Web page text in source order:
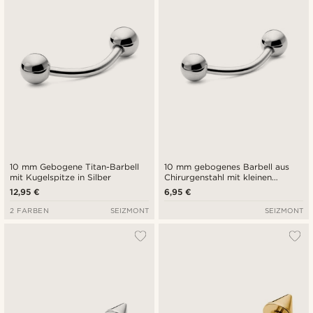
10 mm Gebogene Titan-Barbell
mit Kugelspitze in Silber
12,95 €
2 FARBEN SEIZMONT
10 mm gebogenes Barbell aus
Chirurgenstahl mit kleinen
Kugeln
6,95 €
SEIZMONT